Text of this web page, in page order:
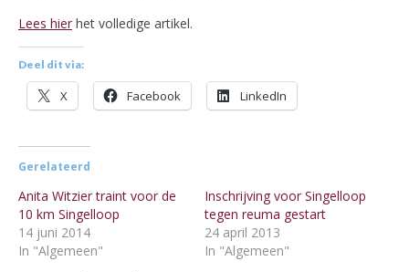
Lees hier het volledige artikel.
Deel dit via:
X Facebook LinkedIn
Gerelateerd
Anita Witzier traint voor de
10 km Singelloop
14 juni 2014
In "Algemeen"
Inschrijving voor Singelloop
tegen reuma gestart
24 april 2013
In "Algemeen"